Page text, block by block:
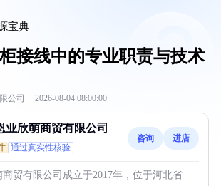
宝典
接线中的专业职责与技术
公司 · 2026-08-04 08:00:00
业欣萌商贸有限公司
通过真实性核验
咨询 进店
贸有限公司成立于2017年，位于河北省